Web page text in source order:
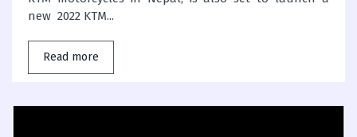
new 2022 KTM...
Read more